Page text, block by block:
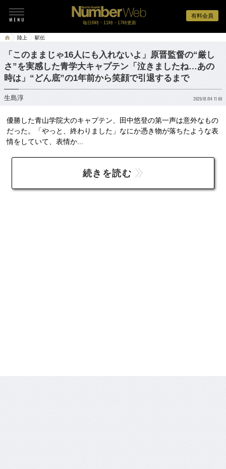
有料会員
毎日6時・11時・17時更新
陸上 駅伝
「このままじゃ16人にも入れないよ」原晋監督の“厳し
さ”を実感した青学大キャプテン「泣きましたね…あの
時は」“どん底”の1年前から笑顔で引退するまで
生島淳 2025/01/04 11:00
優勝した青山学院大のキャプテン、田中悠登の第一声は意外なもの
だった。「やっと、終わりました」なにか憑き物が落ちたような表
情をしていて、表情か...
続きを読む